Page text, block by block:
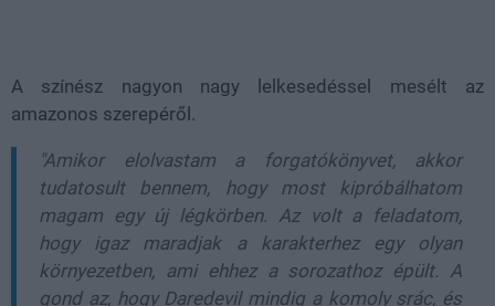
A színész nagyon nagy lelkesedéssel mesélt az
amazonos szerepéről.
"Amikor elolvastam a forgatókönyvet, akkor
tudatosult bennem, hogy most kipróbálhatom
magam egy új légkörben. Az volt a feladatom,
hogy igaz maradjak a karakterhez egy olyan
környezetben, ami ehhez a sorozathoz épült. A
gond az, hogy Daredevil mindig a komoly srác, és